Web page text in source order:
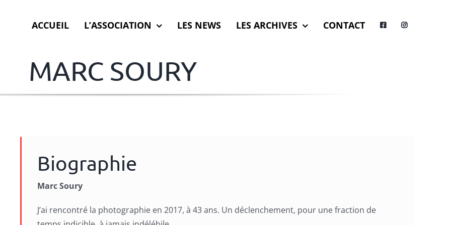
ACCUEIL L’ASSOCIATION LES NEWS LES ARCHIVES CONTACT
MARC SOURY
Biographie
Marc Soury
J’ai rencontré la photographie en 2017, à 43 ans. Un déclenchement, pour une fraction de